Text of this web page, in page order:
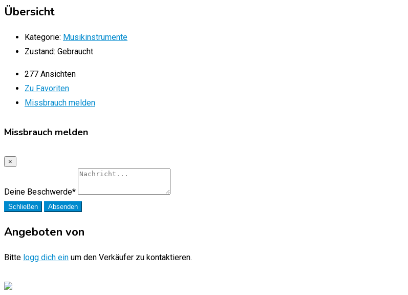
Übersicht
Kategorie: Musikinstrumente
Zustand: Gebraucht
277 Ansichten
Zu Favoriten
Missbrauch melden
Missbrauch melden
×
Deine Beschwerde*
Schließen Absenden
Angeboten von
Bitte logg dich ein um den Verkäufer zu kontaktieren.